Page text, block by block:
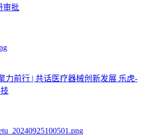
审批
力前行 | 共话医疗器械创新发展 乐虎-